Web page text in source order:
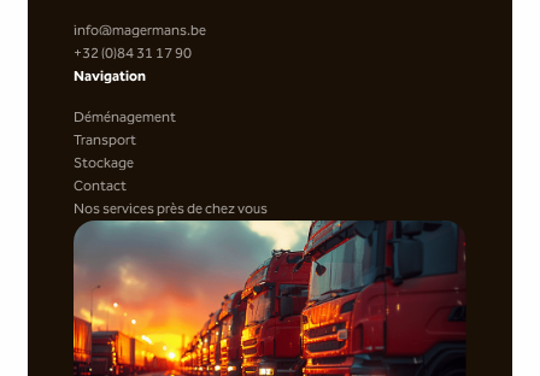
info@magermans.be
+32 (0)84 31 17 90
Navigation
Déménagement
Transport
Stockage
Contact
Nos services près de chez vous